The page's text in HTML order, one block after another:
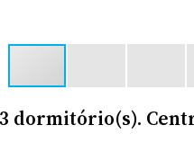
3 dormitório(s).